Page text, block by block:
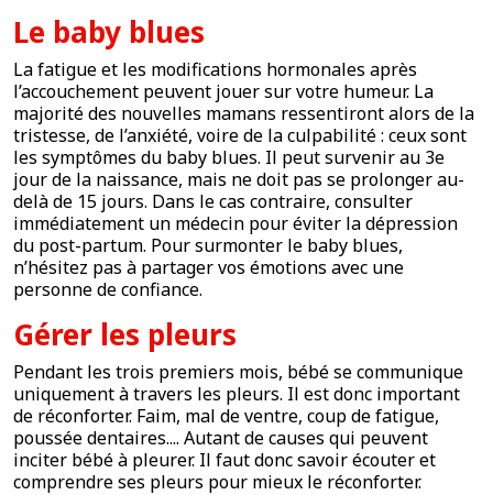
Le baby blues
La fatigue et les modifications hormonales après
l’accouchement peuvent jouer sur votre humeur. La
majorité des nouvelles mamans ressentiront alors de la
tristesse, de l’anxiété, voire de la culpabilité : ceux sont
les symptômes du baby blues. Il peut survenir au 3e
jour de la naissance, mais ne doit pas se prolonger au-
delà de 15 jours. Dans le cas contraire, consulter
immédiatement un médecin pour éviter la dépression
du post-partum. Pour surmonter le baby blues,
n’hésitez pas à partager vos émotions avec une
personne de confiance.
Gérer les pleurs
Pendant les trois premiers mois, bébé se communique
uniquement à travers les pleurs. Il est donc important
de réconforter. Faim, mal de ventre, coup de fatigue,
poussée dentaires.... Autant de causes qui peuvent
inciter bébé à pleurer. Il faut donc savoir écouter et
comprendre ses pleurs pour mieux le réconforter.